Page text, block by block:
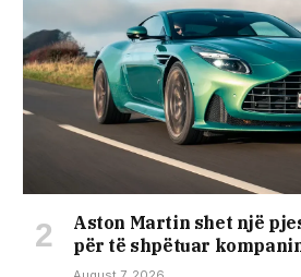
Aston Martin shet një
për të shpëtuar